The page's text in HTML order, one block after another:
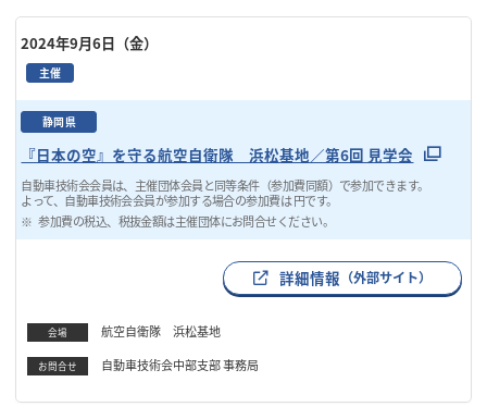
2024年9月6日（金）
主催
静岡県
『日本の空』を守る航空自衛隊 浜松基地／第6回 見学会
自動車技術会会員は、主催団体会員と同等条件（参加費同額）で参加できます。
よって、自動車技術会会員が参加する場合の参加費は 円です。
参加費の税込、税抜金額は主催団体にお問合せください。
詳細情報 （外部サイト）
会場 航空自衛隊 浜松基地
お問合せ 自動車技術会中部支部 事務局